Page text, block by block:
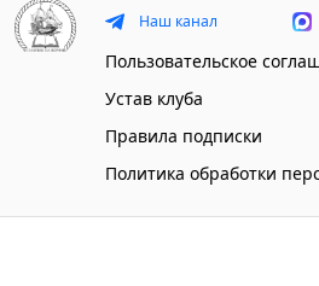
Наш канал
Пользовательское
Устав клуба
Правила подписки
Политика обработки